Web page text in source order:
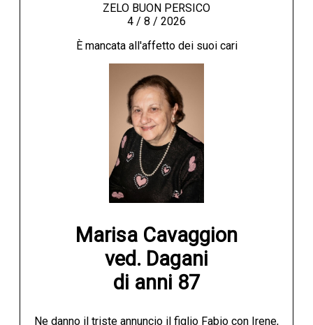
ZELO BUON PERSICO
4 / 8 / 2026
È mancata all'affetto dei suoi cari
Marisa Cavaggion
ved. Dagani
di anni 87
Ne danno il triste annuncio il figlio Fabio con Irene,